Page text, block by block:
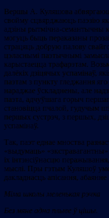
Вершы А. Куляшова
свойму сцвярджаюць паэзію
адзіны рытмічна-семантычны
могуць быць пераказаны
страцяць добрую палову
цэласнымі паэтычнымі
карыстаецца трафарэтам.
далёкіх дзіцячых успамінаў,
паэтам з пункту гледжання
нараджае ўскладнены, але
паэта, адчуўшага горыч
становіцца пчалой, гудучым
першых сустрэч, з першых,
успамінаў.
Так, паэт еднае мноства
«выдумаць»
іх інтэнсіўнасцю
мыслі. Пры гэтым Куляшоў
дакладнасць апісання,
Міма школы меленькая рэчка
Без мяне адна плыве ў цішы.